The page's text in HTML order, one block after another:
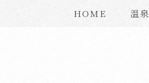
HOME 温泉